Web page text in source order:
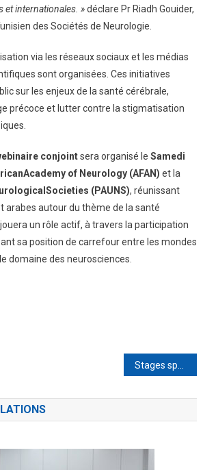
et internationales. »déclare Pr Riadh Gouider,
des Sociétés de Neurologie.
via les réseaux sociaux et les médias
sont organisées. Ces initiatives
sur les enjeux de la santé cérébrale,
précoce et lutter contre la stigmatisation
conjointsera organisé le Samedi
of Neurology (AFAN) et la
(PAUNS), réunissant
arabes autour du thème de la santé
un rôle actif, à travers la participation
sa position de carrefour entre les mondes
domaine des neurosciences.